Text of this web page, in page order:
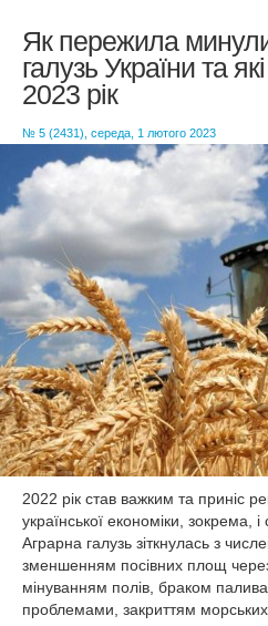
СУСПІЛЬСТВО
ЗДОРОВ'Я
НАУКА
КУЛЬТУРА
ОПИТУВАННЯ
Як пережила
галузь України та
2023 рік
№ 5 (2431), середа, 1 лютого 2023
2022 рік став важким та приніс
української економіки, зокрема, і
Аграрна галузь зіткнулась з
зменшенням посівних площ через
мінуванням полів, браком
проблемами, закриттям морських